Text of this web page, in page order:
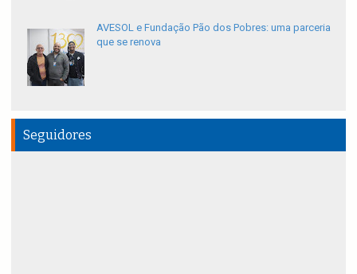
AVESOL e Fundação Pão dos Pobres: uma parceria
que se renova
Seguidores